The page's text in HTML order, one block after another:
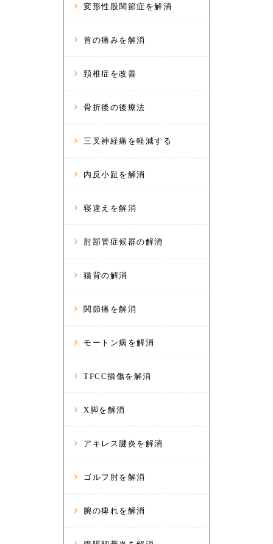
変形性股関節症を解消
首の痛みを解消
頚椎症を改善
骨折後の後療法
三叉神経痛を軽減する
内反小趾を解消
寝違えを解消
肘部管症候群の解消
猫背の解消
関節痛を解消
モートン病を解消
TFCC損傷を解消
X脚を解消
アキレス腱炎を解消
ゴルフ肘を解消
腕の痺れを解消